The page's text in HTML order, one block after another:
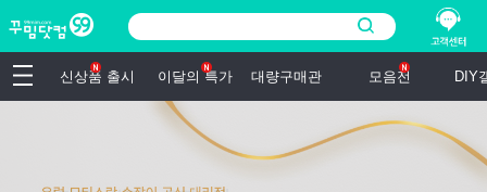
신상품 출시 이달의 특가 대량구매관 모음전 DIY